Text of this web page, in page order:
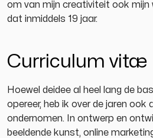
om van mijn creativiteit ook mijn
dat inmiddels 19 jaar.
Curriculum vitæ
Hoewel deidee al heel lang de
opereer, heb ik over de jaren ook
ondernomen. In ontwerp en
beeldende kunst, online